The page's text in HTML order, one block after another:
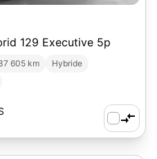
129 Executive 5p
605 km
Hybride